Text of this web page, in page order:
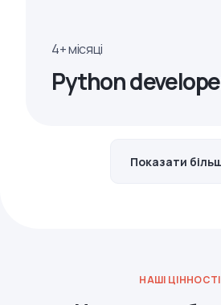
4+ місяці
Python
Показати
НАШІ ЦІННОСТІ